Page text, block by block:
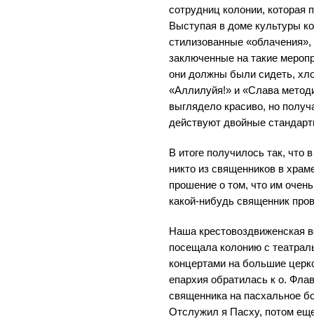
сотрудниц колонии, которая
Выступая в доме культуры
стилизованные
заключенные на такие
они должны были сидеть,
«Аллилуйя!» и «Слава
выглядело красиво, но
действуют двойные
В итоге получилось так, что
никто из священников в
прошение о том, что им
какой-нибудь священник
Наша крестовоздвиженская
посещала колонию с
концертами на большие
епархия обратилась к о.
священника на пасхальное
Отслужил я Пасху, потом